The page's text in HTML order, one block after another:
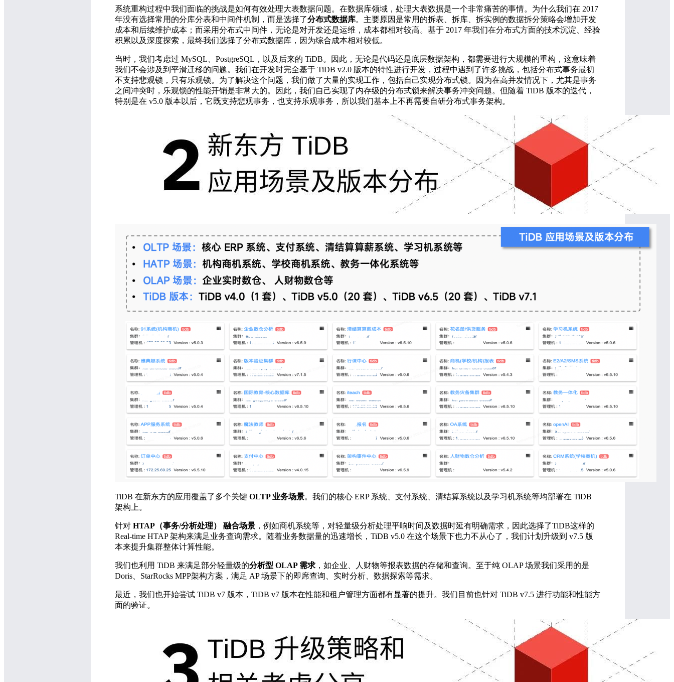
系统重构过程中我们面临的挑战是如何有效处理大表数据问题。在数据库领域，处理大表数据是一个非常痛苦的事情。为什么我们在 2017
年没有选择常用的分库分表和中间件机制，而是选择了分布式数据库。主要原因是常用的拆表、拆库、拆实例的数据拆分策略会增加开发
成本和后续维护成本；而采用分布式中间件，无论是对开发还是运维，成本都相对较高。基于 2017 年我们在分布式方面的技术沉淀、经验
积累以及深度探索，最终我们选择了分布式数据库，因为综合成本相对较低。
当时，我们考虑过 MySQL、PostgreSQL，以及后来的 TiDB。因此，无论是代码还是底层数据架构，都需要进行大规模的重构，这意味着
我们不会涉及到平滑迁移的问题。我们在开发时完全基于 TiDB v2.0 版本的特性进行开发，过程中遇到了许多挑战，包括分布式事务最初
不支持悲观锁，只有乐观锁。为了解决这个问题，我们做了大量的实现工作，包括自己实现分布式锁。因为在高并发情况下，尤其是事务
之间冲突时，乐观锁的性能开销是非常大的。因此，我们自己实现了内存级的分布式锁来解决事务冲突问题。但随着 TiDB 版本的迭代，
特别是在 v5.0 版本以后，它既支持悲观事务，也支持乐观事务，所以我们基本上不再需要自研分布式事务架构。
TiDB 在新东方的应用覆盖了多个关键 OLTP 业务场景。我们的核心 ERP 系统、支付系统、清结算系统以及学习机系统等均部署在 TiDB
架构上。
针对 HTAP（事务/分析处理） 融合场景 ，例如商机系统等，对轻量级分析处理平响时间及数据时延有明确需求，因此选择了TiDB这样的
Real-time HTAP 架构来满足业务查询需求。随着业务数据量的迅速增长，TiDB v5.0 在这个场景下也力不从心了，我们计划升级到 v7.5 版
本来提升集群整体计算性能。
我们也利用 TiDB 来满足部分轻量级的分析型 OLAP 需求 ，如企业、人财物等报表数据的存储和查询。至于纯 OLAP 场景我们采用的是
Doris、StarRocks MPP架构方案，满足 AP 场景下的即席查询、实时分析、数据探索等需求。
最近，我们也开始尝试 TiDB v7 版本，TiDB v7 版本在性能和租户管理方面都有显著的提升。我们目前也针对 TiDB v7.5 进行功能和性能方
面的验证。